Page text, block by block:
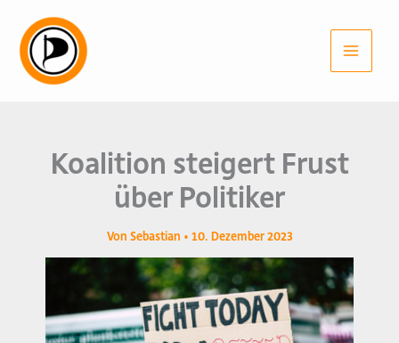
Inhalt
springen
Koalition steigert Frust
über Politiker
Von Sebastian • 10. Dezember 2023